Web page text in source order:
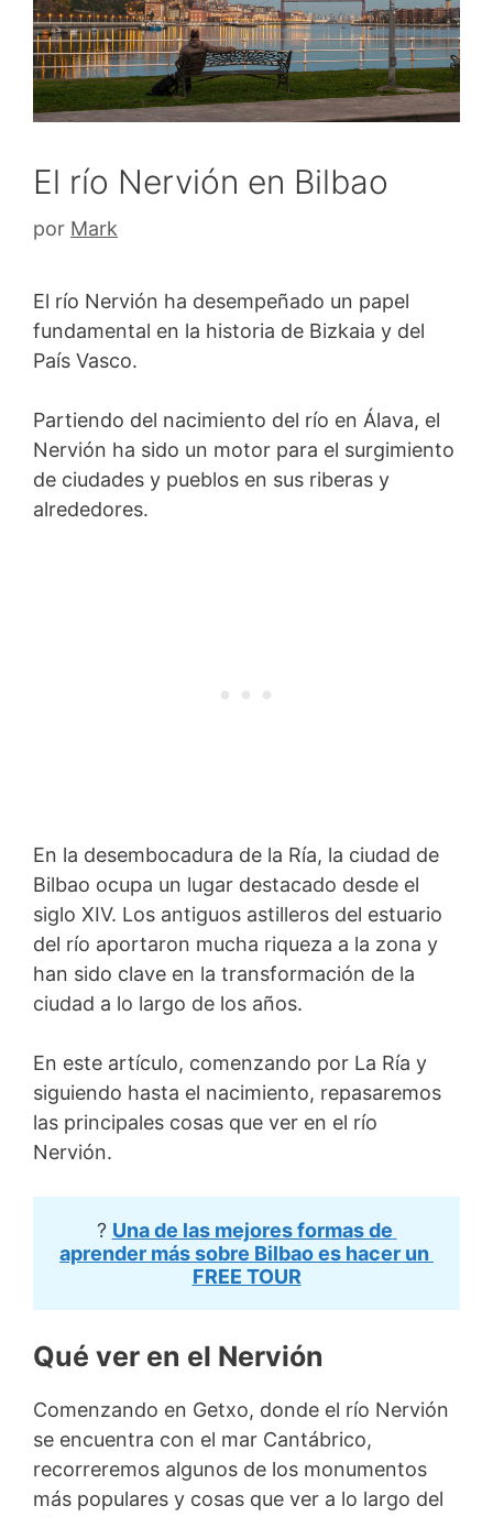
El río Nervión en Bilbao
por Mark
El río Nervión ha desempeñado un papel
fundamental en la historia de Bizkaia y del
País Vasco.
Partiendo del nacimiento del río en Álava, el
Nervión ha sido un motor para el surgimiento
de ciudades y pueblos en sus riberas y
alrededores.
En la desembocadura de la Ría, la ciudad de
Bilbao ocupa un lugar destacado desde el
siglo XIV. Los antiguos astilleros del estuario
del río aportaron mucha riqueza a la zona y
han sido clave en la transformación de la
ciudad a lo largo de los años.
En este artículo, comenzando por La Ría y
siguiendo hasta el nacimiento, repasaremos
las principales cosas que ver en el río
Nervión.
?️ Una de las mejores formas de
aprender más sobre Bilbao es hacer un
FREE TOUR
Qué ver en el Nervión
Comenzando en Getxo, donde el río Nervión
se encuentra con el mar Cantábrico,
recorreremos algunos de los monumentos
más populares y cosas que ver a lo largo del